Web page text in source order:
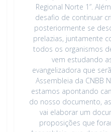
Regional Norte 1”.
desafio de continuar
posteriormente se
prelazias, juntamente
todos os organismos
vem estudando
evangelizadora que
Assembleia da CNBB
estamos apontando
do nosso documento,
vai elaborar um
proposições que